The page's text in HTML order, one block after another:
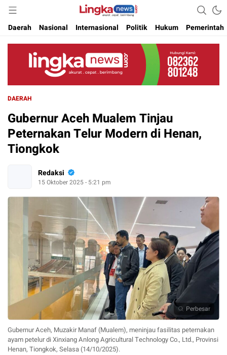
Lingkanews
Akurat. Cepat & Berimbang
Daerah
Nasional Internasional Politik Hukum Pemerintah
DAERAH
Gubernur Aceh Mualem Tinjau
Peternakan Telur Modern di Henan,
Tiongkok
Redaksi
15 Oktober 2025 - 5:21 pm
Perbesar
Gubernur Aceh, Muzakir Manaf (Mualem), meninjau fasilitas peternakan
ayam petelur di Xinxiang Anlong Agricultural Technology Co., Ltd., Provinsi
Henan, Tiongkok, Selasa (14/10/2025).